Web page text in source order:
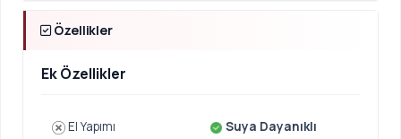
Özellikler
Ek Özellikler
El Yapımı
Suya Dayanıklı